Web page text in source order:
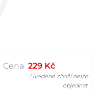
Cena 229 Kč
Uvedené zboží nelze
objednat.